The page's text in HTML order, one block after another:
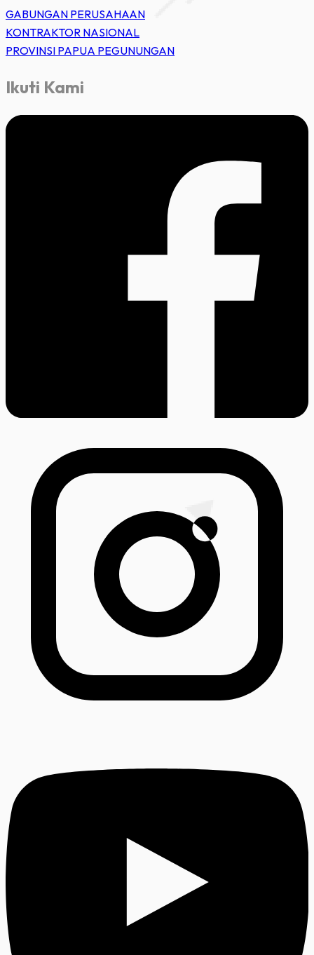
GABUNGAN PERUSAHAAN
KONTRAKTOR NASIONAL
PROVINSI PAPUA PEGUNUNGAN
Ikuti Kami